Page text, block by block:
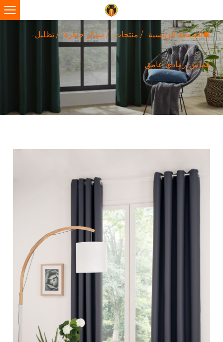
الصفحة الرئيسية / منتجات /ستائر جاهزة /تظليل-
قماش-رمادي-غامق